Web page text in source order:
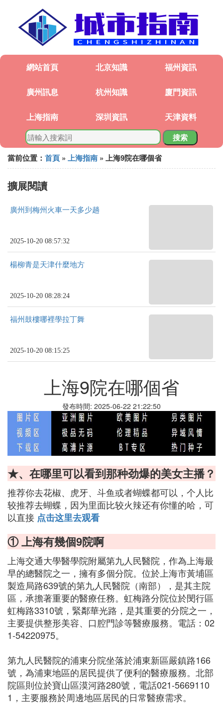
網站首頁 北京知識 福州資訊
廣州訊息 杭州知識 廈門資訊
上海指南 深圳資訊 天津資料
搜索
當前位置： 首頁 » 上海指南 » 上海9院在哪個省
擴展閱讀
廣州到梅州火車一天多少趟
2025-10-20 08:57:32
楊柳青是天津什麼地方
2025-10-20 08:28:24
福州鼓樓哪裡學拉丁舞
2025-10-20 08:15:25
上海9院在哪個省
發布時間: 2025-06-22 21:22:50
★、在哪里可以看到那种劲爆的美女主播？
推荐你去花椒、虎牙、斗鱼或者蝴蝶都可以，个人比
较推荐去蝴蝶，因为里面比较火辣还有你懂的哈，可
以直接 点击这里去观看
① 上海有幾個9院啊
上海交通大學醫學院附屬第九人民醫院，作為上海最
早的總醫院之一，擁有多個分院。位於上海市黃埔區
製造局路639號的第九人民醫院（南部），是其主院
區，承擔著重要的醫療任務。虹梅路分院位於閔行區
虹梅路3310號，緊鄰華光路，是其重要的分院之一，
主要提供整形美容、口腔門診等醫療服務。電話：02
1-54220975。
第九人民醫院的浦東分院坐落於浦東新區嚴鎮路166
號，為浦東地區的居民提供了便利的醫療服務。北部
院區則位於寶山區漠河路280號，電話021-5669110
1，主要服務於周邊地區居民的日常醫療需求。